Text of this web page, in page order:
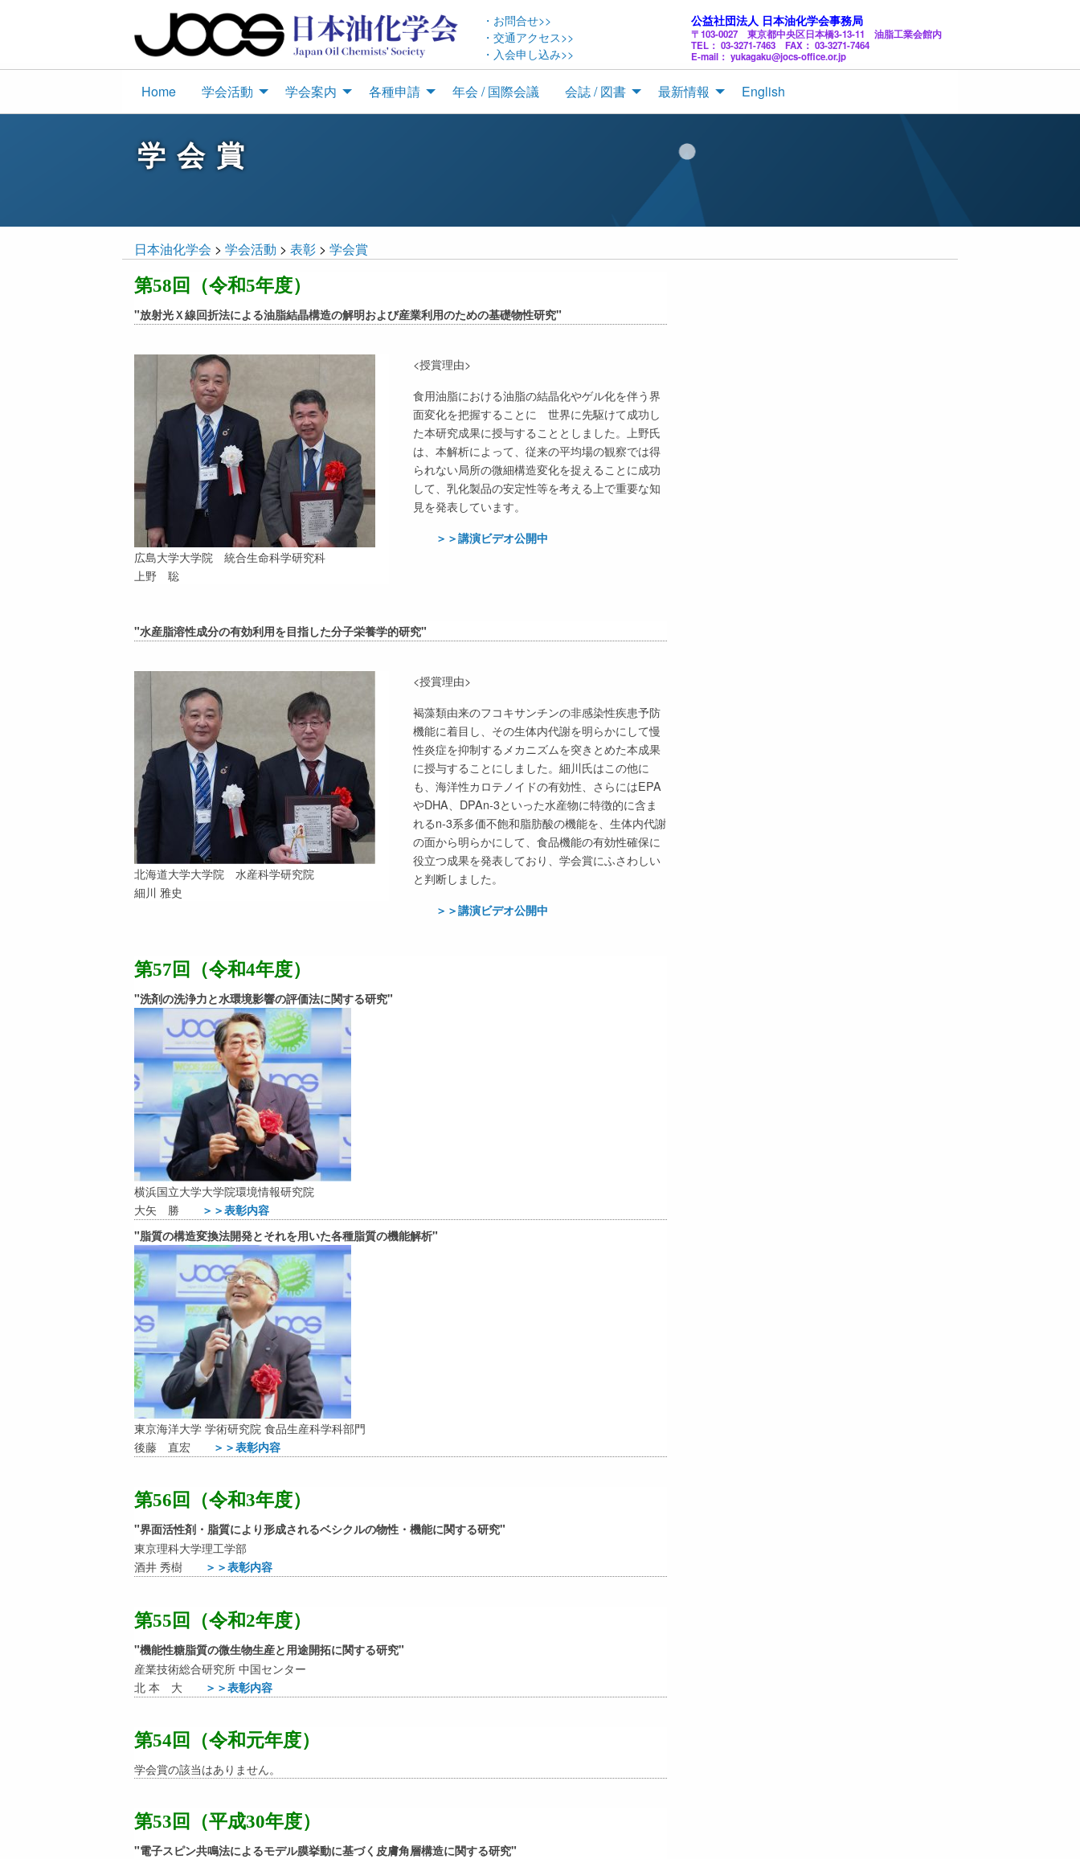
・お問合せ>>
・交通アクセス>>
・入会申し込み>>
公益社団法人 日本油化学会事務局
〒103-0027 東京都中央区日本橋3-13-11 油脂工業会館内
TEL： 03-3271-7463 FAX： 03-3271-7464
E-mail： yukagaku@jocs-office.or.jp
Home 学会活動 学会案内 各種申請 年会 / 国際会議 会誌 / 図書 最新情報 English
学会賞
日本油化学会 > 学会活動 > 表彰 > 学会賞
第58回（令和5年度）
"放射光Ｘ線回折法による油脂結晶構造の解明および産業利用のための基礎物性研究"
広島大学大学院 統合生命科学研究科
上野 聡
<授賞理由>
食用油脂における油脂の結晶化やゲル化を伴う界
面変化を把握することに 世界に先駆けて成功し
た本研究成果に授与することとしました。上野氏
は、本解析によって、従来の平均場の観察では得
られない局所の微細構造変化を捉えることに成功
して、乳化製品の安定性等を考える上で重要な知
見を発表しています。
＞＞講演ビデオ公開中
"水産脂溶性成分の有効利用を目指した分子栄養学的研究"
北海道大学大学院 水産科学研究院
細川 雅史
<授賞理由>
褐藻類由来のフコキサンチンの非感染性疾患予防
機能に着目し、その生体内代謝を明らかにして慢
性炎症を抑制するメカニズムを突きとめた本成果
に授与することにしました。細川氏はこの他に
も、海洋性カロテノイドの有効性、さらにはEPA
やDHA、DPAn-3といった水産物に特徴的に含ま
れるn-3系多価不飽和脂肪酸の機能を、生体内代謝
の面から明らかにして、食品機能の有効性確保に
役立つ成果を発表しており、学会賞にふさわしい
と判断しました。
＞＞講演ビデオ公開中
第57回（令和4年度）
"洗剤の洗浄力と水環境影響の評価法に関する研究"
横浜国立大学大学院環境情報研究院
大矢 勝
＞＞表彰内容
"脂質の構造変換法開発とそれを用いた各種脂質の機能解析"
東京海洋大学 学術研究院 食品生産科学科部門
後藤 直宏
＞＞表彰内容
第56回（令和3年度）
"界面活性剤・脂質により形成されるベシクルの物性・機能に関する研究"
東京理科大学理工学部
酒井 秀樹
＞＞表彰内容
第55回（令和2年度）
"機能性糖脂質の微生物生産と用途開拓に関する研究"
産業技術総合研究所 中国センター
北 本 大
＞＞表彰内容
第54回（令和元年度）
学会賞の該当はありません。
第53回（平成30年度）
"電子スピン共鳴法によるモデル膜挙動に基づく皮膚角層構造に関する研究"